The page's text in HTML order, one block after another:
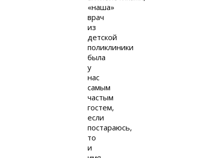
«наша»
врач
из
детской
поликлиники
была
у
нас
самым
частым
гостем,
если
постараюсь,
то
и